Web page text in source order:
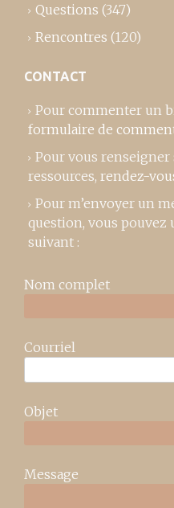
Questions (347)
Rencontres (120)
CONTACT
Pour commenter un
formulaire de
Pour vous renseigner
ressources, rendez-
Pour m’envoyer un
question, vous
suivant :
Nom complet
Courriel
Objet
Message